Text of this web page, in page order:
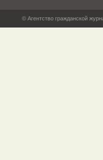
© Агентство гражданской